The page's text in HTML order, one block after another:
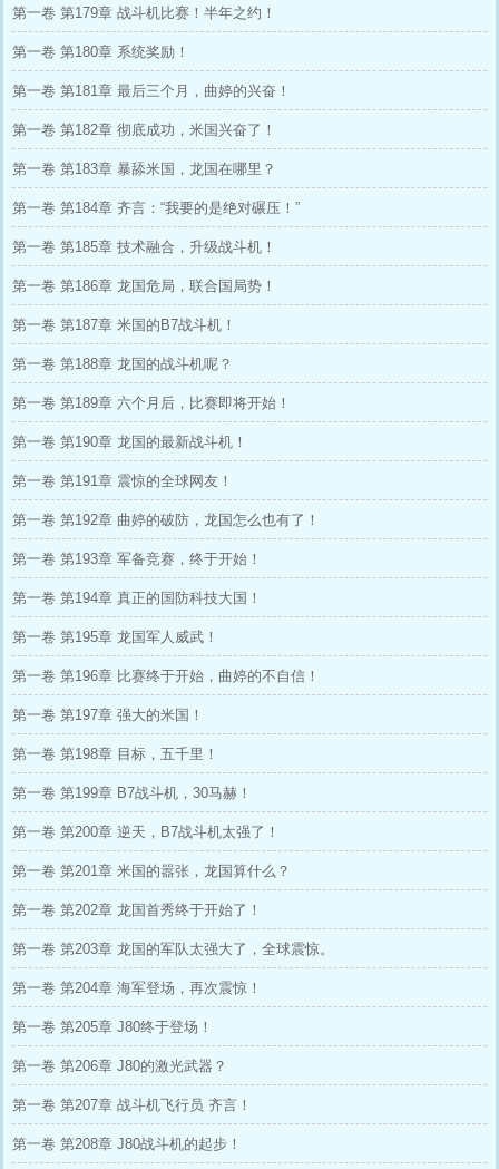
第一卷 第179章 战斗机比赛！半年之约！
第一卷 第180章 系统奖励！
第一卷 第181章 最后三个月，曲婷的兴奋！
第一卷 第182章 彻底成功，米国兴奋了！
第一卷 第183章 暴舔米国，龙国在哪里？
第一卷 第184章 齐言：“我要的是绝对碾压！”
第一卷 第185章 技术融合，升级战斗机！
第一卷 第186章 龙国危局，联合国局势！
第一卷 第187章 米国的B7战斗机！
第一卷 第188章 龙国的战斗机呢？
第一卷 第189章 六个月后，比赛即将开始！
第一卷 第190章 龙国的最新战斗机！
第一卷 第191章 震惊的全球网友！
第一卷 第192章 曲婷的破防，龙国怎么也有了！
第一卷 第193章 军备竞赛，终于开始！
第一卷 第194章 真正的国防科技大国！
第一卷 第195章 龙国军人威武！
第一卷 第196章 比赛终于开始，曲婷的不自信！
第一卷 第197章 强大的米国！
第一卷 第198章 目标，五千里！
第一卷 第199章 B7战斗机，30马赫！
第一卷 第200章 逆天，B7战斗机太强了！
第一卷 第201章 米国的嚣张，龙国算什么？
第一卷 第202章 龙国首秀终于开始了！
第一卷 第203章 龙国的军队太强大了，全球震惊。
第一卷 第204章 海军登场，再次震惊！
第一卷 第205章 J80终于登场！
第一卷 第206章 J80的激光武器？
第一卷 第207章 战斗机飞行员 齐言！
第一卷 第208章 J80战斗机的起步！